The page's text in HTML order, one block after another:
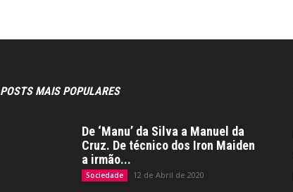
POSTS MAIS POPULARES
De ‘Manu’ da Silva a Manuel da
Cruz. De técnico dos Iron Maiden
a irmão...
Sociedade 12 de Abril de 2020